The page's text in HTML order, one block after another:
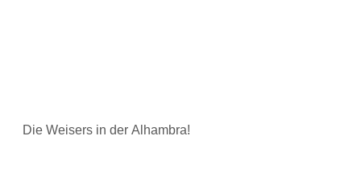
Die Weisers in der Alhambra!